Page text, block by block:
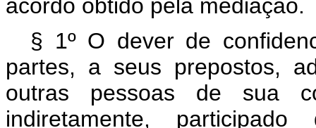
acordo obtido pela mediação.
§ 1º O dever de
partes, a seus prepostos,
outras pessoas de sua
indiretamente,